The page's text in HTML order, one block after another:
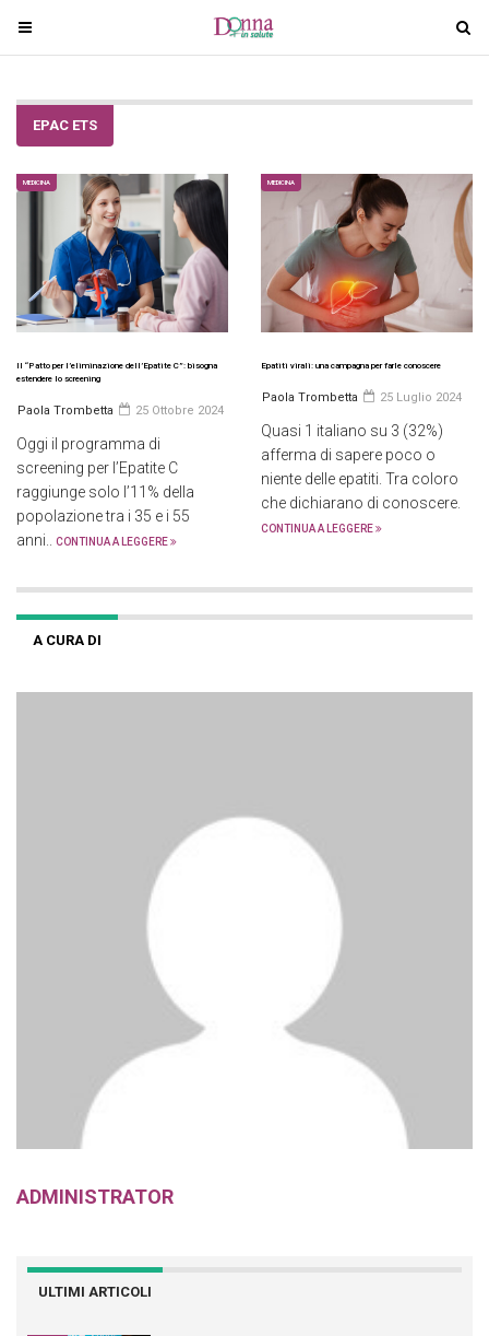
T
o
g
n
a
i
n
T
o
g
a
v
i
g
o
EPAC ETS
MEDICINA
Il “Patto per l’eliminazione dell’Epatite C”: bisogna
estendere lo screening
Paola Trombetta 25 Ottobre 2024
Oggi il programma di
screening per l’Epatite C
raggiunge solo l’11% della
popolazione tra i 35 e i 55
anni.. CONTINUA A LEGGERE
MEDICINA
Epatiti virali: una campagna per farle conoscere
Paola Trombetta 25 Luglio 2024
Quasi 1 italiano su 3 (32%)
afferma di sapere poco o
niente delle epatiti. Tra coloro
che dichiarano di conoscere.
CONTINUA A LEGGERE
A CURA DI
ADMINISTRATOR
ULTIMI ARTICOLI